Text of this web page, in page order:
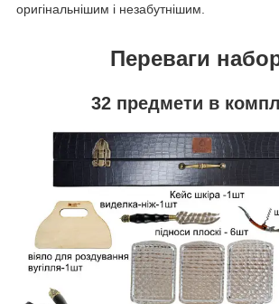
оригінальнішим і незабутнішим.
Переваги
32 предмети в